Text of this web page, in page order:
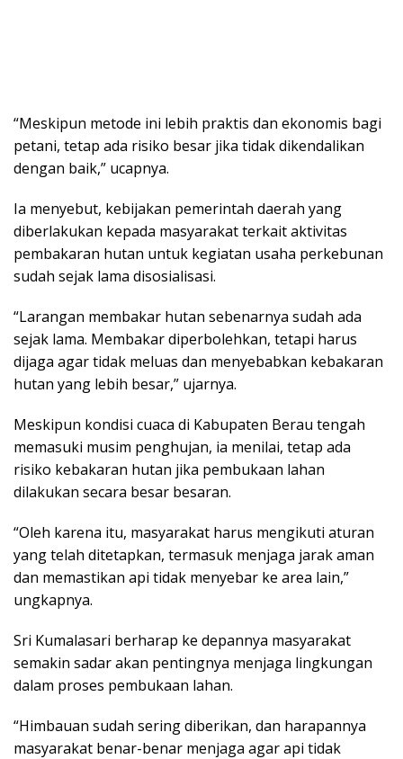
“Meskipun metode ini lebih praktis dan ekonomis bagi
petani, tetap ada risiko besar jika tidak dikendalikan
dengan baik,” ucapnya.
Ia menyebut, kebijakan pemerintah daerah yang
diberlakukan kepada masyarakat terkait aktivitas
pembakaran hutan untuk kegiatan usaha perkebunan
sudah sejak lama disosialisasi.
“Larangan membakar hutan sebenarnya sudah ada
sejak lama. Membakar diperbolehkan, tetapi harus
dijaga agar tidak meluas dan menyebabkan kebakaran
hutan yang lebih besar,” ujarnya.
Meskipun kondisi cuaca di Kabupaten Berau tengah
memasuki musim penghujan, ia menilai, tetap ada
risiko kebakaran hutan jika pembukaan lahan
dilakukan secara besar besaran.
“Oleh karena itu, masyarakat harus mengikuti aturan
yang telah ditetapkan, termasuk menjaga jarak aman
dan memastikan api tidak menyebar ke area lain,”
ungkapnya.
Sri Kumalasari berharap ke depannya masyarakat
semakin sadar akan pentingnya menjaga lingkungan
dalam proses pembukaan lahan.
“Himbauan sudah sering diberikan, dan harapannya
masyarakat benar-benar menjaga agar api tidak